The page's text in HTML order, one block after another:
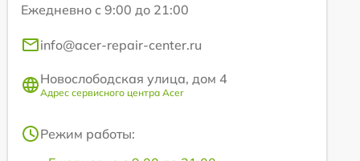
Ежедневно с 9:00 до 21:00
info@acer-repair-center.ru
Новослободская улица, дом 4
Адрес сервисного центра Acer
Режим работы: